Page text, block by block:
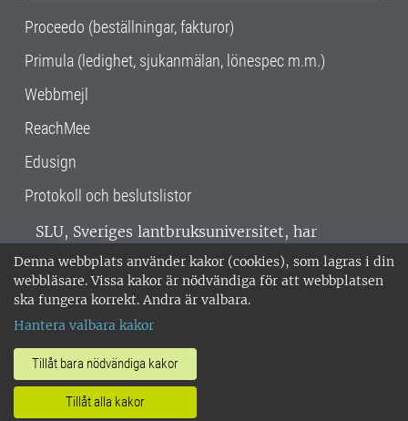
Denna webbplats använder kakor (cookies), som lagras i din
webbläsare. Vissa kakor är nödvändiga för att webbplatsen
ska fungera korrekt. Andra är valbara.
Hantera valbara kakor
Tillåt bara nödvändiga kakor
Tillåt alla kakor
Proceedo (beställningar, fakturor)
Primula (ledighet, sjukanmälan, lönespec m.m.)
Webbmejl
ReachMee
Edusign
Protokoll och beslutslistor
SLU, Sveriges lantbruksuniversitet, har
verksamhet över hela Sverige. Huvudorter är
Alnarp, Uppsala och Umeå.SLU är
miljöcertifierat enligt ISO 14001. •
018-67 10 00 • Org nr: 202100-2817 •
Om SLU:s webbplatser
•Hantera kakor•Behandling av
personuppgifter